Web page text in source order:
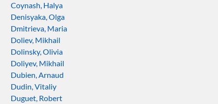
Coynash, Halya
Denisyaka, Olga
Dmitrieva, Maria
Doliev, Mikhail
Dolinsky, Olivia
Doliyev, Mikhail
Dubien, Arnaud
Dudin, Vitaliy
Duguet, Robert